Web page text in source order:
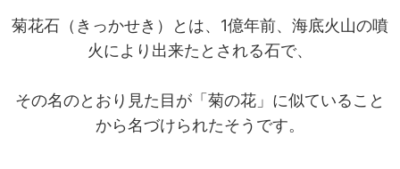
菊花石（きっかせき）とは、1億年前、海底火山の噴
火により出来たとされる石で、
その名のとおり見た目が「菊の花」に似ていること
から名づけられたそうです。